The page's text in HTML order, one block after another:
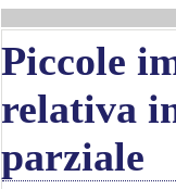
Piccole
relativa
parziale